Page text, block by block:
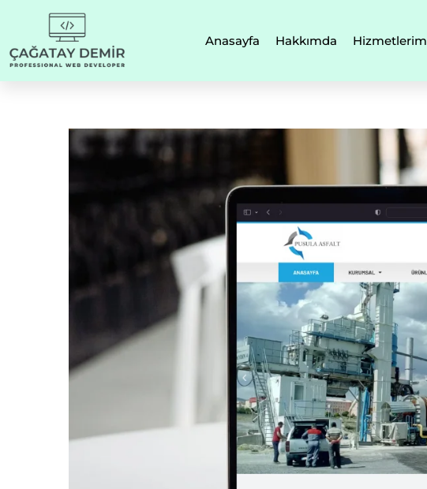
Anasayfa Hakkımda Hizmetlerim